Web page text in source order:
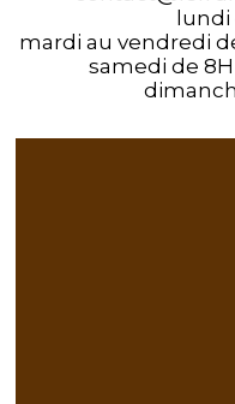
lundi
mardi au vendredi
samedi de 8H